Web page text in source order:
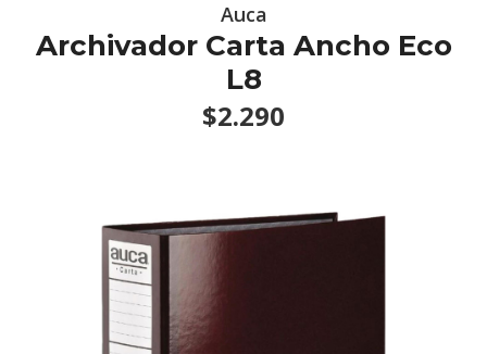
Auca
Archivador Carta Ancho Eco
L8
$2.290